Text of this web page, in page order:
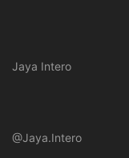
Jaya Intero
@Jaya.Intero